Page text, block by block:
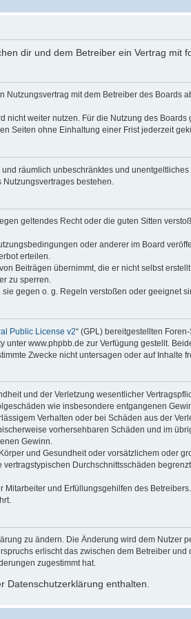
dir und dem Betreiber ein Vertrag mit
Nutzungsvertrag mit dem Betreiber des
weiter nutzen. Für die Nutzung des
Seiten ohne Einhaltung einer Frist jederzeit
räumlich unbeschränktes und
bestehen.
geltendes Recht oder die guten Sitten
oder anderer im Board
erteilen.
Beiträgen übernimmt, die er nicht selbst
zu sperren.
gegen o. g. Regeln verstoßen oder geeignet
Public License v2“ (GPL) bereitgestellten
www.phpbb.de zur Verfügung gestellt.
Zwecke nicht untersagen oder auf Inhalte
und der Verletzung wesentlicher
wie insbesondere entgangenen
Verhalten oder bei Schäden aus der
vorhersehbaren Schäden und im
Gewinn.
und Gesundheit oder vorsätzlichem oder
Durchschnittsschäden
Mitarbeiter und Erfüllungsgehilfen des Betreibers.
zu ändern. Die Änderung wird dem Nutzer
erlischt das zwischen dem Betreiber
zugestimmt hat.
Datenschutzerklärung enthalten.